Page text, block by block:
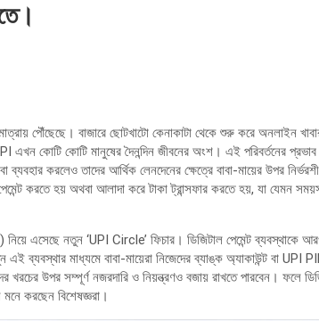
পৌঁছেছে। বাজারে ছোটখাটো কেনাকাটা থেকে শুরু করে অনলাইন
এখন কোটি কোটি মানুষের দৈনন্দিন জীবনের অংশ। এই পরিবর্তনের
ব্যবহার করলেও তাদের আর্থিক লেনদেনের ক্ষেত্রে বাবা-মায়ের উপর
করতে হয় অথবা আলাদা করে টাকা ট্রান্সফার করতে হয়, যা যেমন
এসেছে নতুন ‘UPI Circle’ ফিচার। ডিজিটাল পেমেন্ট ব্যবস্থাকে
ব্যবস্থার মাধ্যমে বাবা-মায়েরা নিজেদের ব্যাঙ্ক অ্যাকাউন্ট বা UPI
খরচের উপর সম্পূর্ণ নজরদারি ও নিয়ন্ত্রণও বজায় রাখতে পারবেন। ফলে
করছেন বিশেষজ্ঞরা।